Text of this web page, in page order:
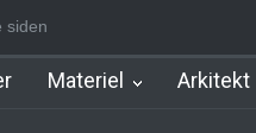
Nørrebro A Station [1886-1930]
3 dage siden
Materiel Arkitekt